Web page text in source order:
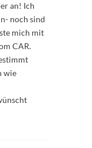
an! Ich
noch sind
mich mit
CAR.
wie